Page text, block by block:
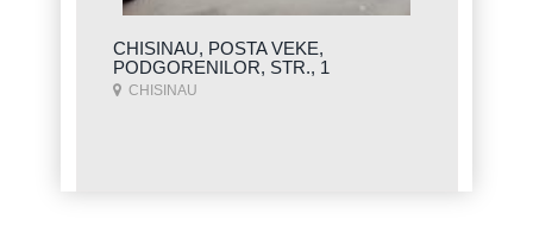
CHISINAU, POSTA VEKE,
PODGORENILOR, STR., 1
CHISINAU